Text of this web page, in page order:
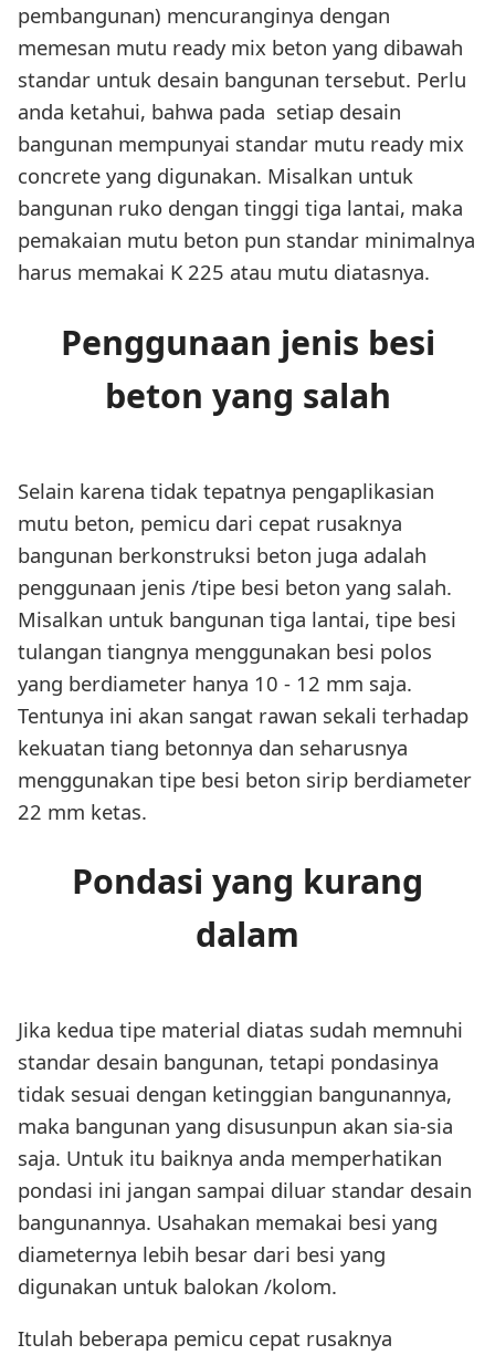
pembangunan) mencuranginya dengan
memesan mutu ready mix beton yang dibawah
standar untuk desain bangunan tersebut. Perlu
anda ketahui, bahwa pada setiap desain
bangunan mempunyai standar mutu ready mix
concrete yang digunakan. Misalkan untuk
bangunan ruko dengan tinggi tiga lantai, maka
pemakaian mutu beton pun standar minimalnya
harus memakai K 225 atau mutu diatasnya.
Penggunaan jenis besi
beton yang salah
Selain karena tidak tepatnya pengaplikasian
mutu beton, pemicu dari cepat rusaknya
bangunan berkonstruksi beton juga adalah
penggunaan jenis /tipe besi beton yang salah.
Misalkan untuk bangunan tiga lantai, tipe besi
tulangan tiangnya menggunakan besi polos
yang berdiameter hanya 10 - 12 mm saja.
Tentunya ini akan sangat rawan sekali terhadap
kekuatan tiang betonnya dan seharusnya
menggunakan tipe besi beton sirip berdiameter
22 mm ketas.
Pondasi yang kurang
dalam
Jika kedua tipe material diatas sudah memnuhi
standar desain bangunan, tetapi pondasinya
tidak sesuai dengan ketinggian bangunannya,
maka bangunan yang disusunpun akan sia-sia
saja. Untuk itu baiknya anda memperhatikan
pondasi ini jangan sampai diluar standar desain
bangunannya. Usahakan memakai besi yang
diameternya lebih besar dari besi yang
digunakan untuk balokan /kolom.
Itulah beberapa pemicu cepat rusaknya